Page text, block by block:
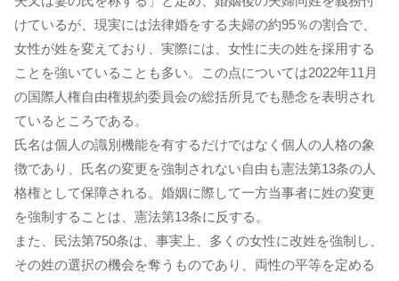
けているが、現実には法律婚をする夫婦の約95％の割合で、
女性が姓を変えており、実際には、女性に夫の姓を採用する
ことを強いていることも多い。この点については2022年11月
の国際人権自由権規約委員会の総括所見でも懸念を表明され
ているところである。
氏名は個人の識別機能を有するだけではなく個人の人格の象
徴であり、氏名の変更を強制されない自由も憲法第13条の人
格権として保障される。婚姻に際して一方当事者に姓の変更
を強制することは、憲法第13条に反する。
また、民法第750条は、事実上、多くの女性に改姓を強制し、
その姓の選択の機会を奪うものであり、両性の平等を定める